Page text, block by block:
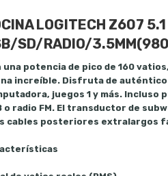
LOGITECH Z607
SD/RADIO/
una potencia de pico de 160
increíble. Disfruta de
juegos 1 y más.
o radio FM. El transductor de
cables posteriores extralargos